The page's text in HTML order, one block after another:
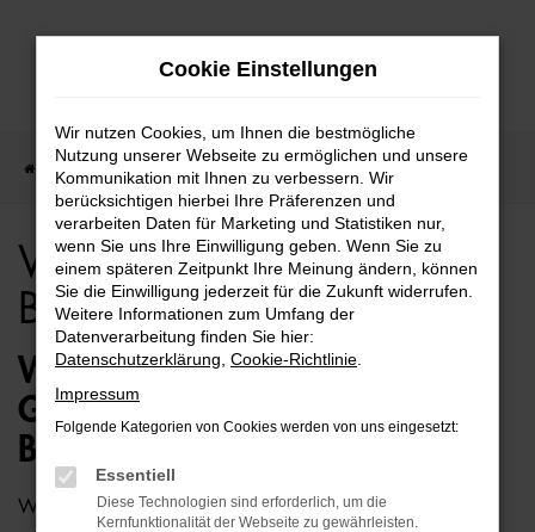
Zum
Startseite Bielefeld VW VW Golf Sportsvan für Bielefeld Top Angebote
VW Golf Sportsvan für
Bielefeld Top Angebote
WIE WÄRE ES MIT EINEM VW
GOLF SPORTSVAN FÜR
BIELEFELD?
Wer zu uns und damit zur Auto-Familie Ostermaier kommt,
Cookie Einstellungen
Wir nutzen Cookies, um Ihnen die bestmögliche
Nutzung unserer Webseite zu ermöglichen und unsere
Kommunikation mit Ihnen zu verbessern. Wir
berücksichtigen hierbei Ihre Präferenzen und
verarbeiten Daten für Marketing und Statistiken nur,
wenn Sie uns Ihre Einwilligung geben. Wenn Sie zu
einem späteren Zeitpunkt Ihre Meinung ändern, können
Sie die Einwilligung jederzeit für die Zukunft widerrufen.
Weitere Informationen zum Umfang der
Datenverarbeitung finden Sie hier:
Datenschutzerklärung Cookie-Richtlinie
Impressum
Folgende Kategorien von Cookies werden von uns eingesetzt:
Essentiell
Diese Technologien sind erforderlich, um die
Kernfunktionalität der Webseite zu gewährleisten.